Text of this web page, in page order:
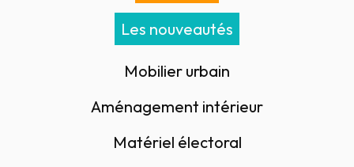
Les nouveautés
Mobilier urbain
Aménagement intérieur
Matériel électoral